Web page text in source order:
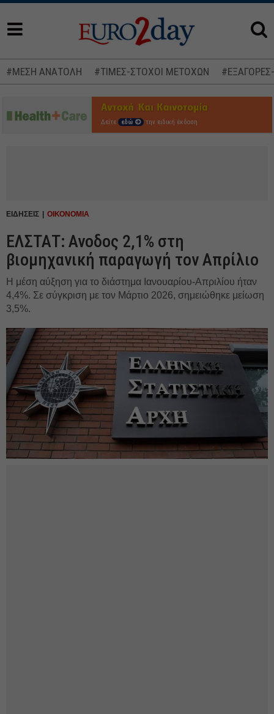
#ΜΕΣΗ ΑΝΑΤΟΛΗ #ΤΙΜΕΣ-ΣΤΟΧΟΙ ΜΕΤΟΧΩΝ
Δείτε εδώ την ειδική έκδοση
ΕΙΔΗΣΕΙΣ ΟΙΚΟΝΟΜΙΑ
ΕΛΣΤΑΤ: Ανοδος 2,1% στη
βιομηχανική παραγωγή τον Απρίλιο
Η μέση αύξηση για το διάστημα Ιανουαρίου-Απριλίου ήταν
4,4%. Σε σύγκριση με τον Μάρτιο 2026, σημειώθηκε μείωση
3,5%.